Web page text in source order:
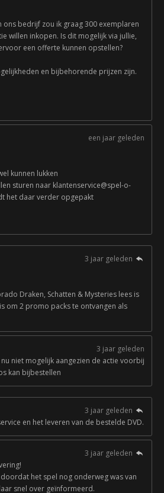
ons bedrijf zou ik graag 300 exemplaren
willen inkopen. Is dit mogelijk via jullie,
een offerte kunnen opstellen?
en bijbehorende prijzen zijn.
een jaar geleden
kunnen lukken
sturen naar klantenservice@spel-o-
het daar verder opgepakt
3 jaar geleden
Draken, Schatten & Mysteries lees is
om 2 promo packs te ontvangen als
3 jaar geleden
niet mogelijk aangezien de actie voorbij
kan bijbestellen
3 jaar geleden
en het leveren van de bestelde DVD.
3 jaar geleden
het spel nog onderweg was van
snel over geïnformeerd.